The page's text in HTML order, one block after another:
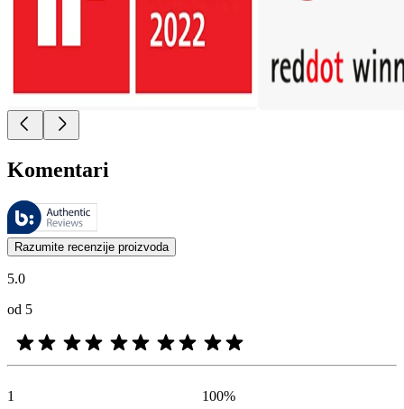
Komentari
Ovim recenzijama upravlja Bazaarvoice i one su u skladu sa
Mišljenja kupaca u obliku ocena proizvoda i zvezdica korisna su za
Razumite recenzije proizvoda
5.0
od 5
1
100%